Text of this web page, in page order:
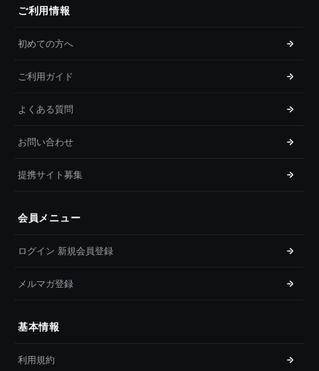
ご利用情報
初めての方へ
ご利用ガイド
よくある質問
お問い合わせ
提携サイト募集
会員メニュー
ログイン 新規会員登録
メルマガ登録
基本情報
利用規約